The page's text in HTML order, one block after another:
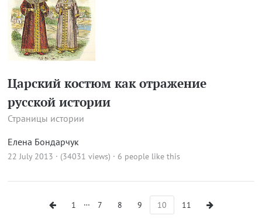
Царский костюм как отражение
русской истории
Страницы истории
Елена Бондарчук
22 July 2013 · (34031 views) · 6 people like this
1 … 7 8 9 10 11